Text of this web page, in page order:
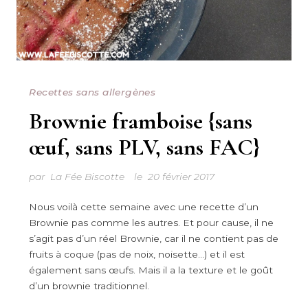
Recettes sans allergènes
Brownie framboise {sans
œuf, sans PLV, sans FAC}
par La Fée Biscotte le 20 février 2017
Nous voilà cette semaine avec une recette d’un
Brownie pas comme les autres. Et pour cause, il ne
s’agit pas d’un réel Brownie, car il ne contient pas de
fruits à coque (pas de noix, noisette…) et il est
également sans œufs. Mais il a la texture et le goût
d’un brownie traditionnel.